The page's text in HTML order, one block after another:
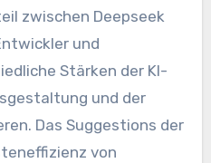
zwischen Deepseek
und
Stärken der KI-
und der
Das Suggestions der
von